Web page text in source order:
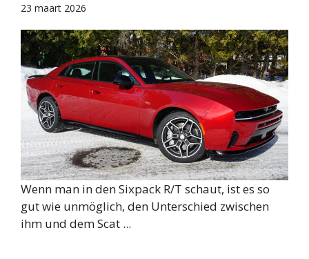
23 maart 2026
Wenn man in den Sixpack R/T schaut, ist es so
gut wie unmöglich, den Unterschied zwischen
ihm und dem Scat ...